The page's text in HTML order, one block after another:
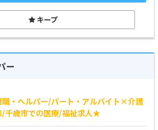
キープ
ー
職・ヘルパー/パート・アルバイト×介護
/千歳市での医療/福祉求人★